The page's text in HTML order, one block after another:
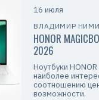
16 июля
ВЛАДИМИР
HONOR
2026
Ноутбуки
наиболее
соотношению
возможности.